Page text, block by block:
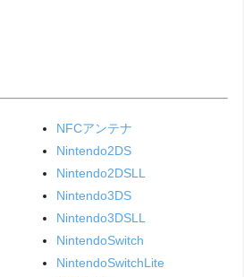
NFCアンテナ
Nintendo2DS
Nintendo2DSLL
Nintendo3DS
Nintendo3DSLL
NintendoSwitch
NintendoSwitchLite